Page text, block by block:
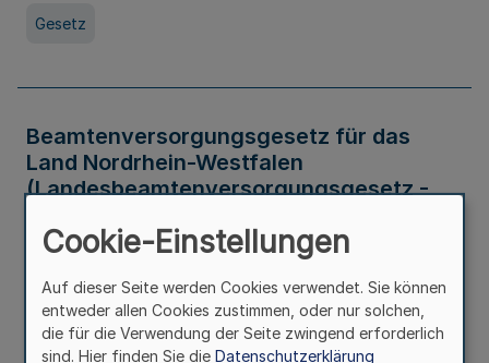
Gesetz
Beamtenversorgungsgesetz für das
Land Nordrhein-Westfalen
(Landesbeamtenversorgungsgesetz -
Gesetz
Cookie-Einstellungen
Auf dieser Seite werden Cookies verwendet. Sie können
entweder allen Cookies zustimmen, oder nur solchen,
die für die Verwendung der Seite zwingend erforderlich
sind. Hier finden Sie die Datenschutzerklärung